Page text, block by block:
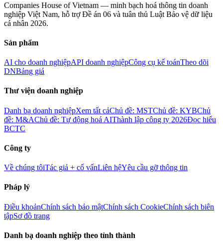
Companies House of Vietnam — minh bạch hoá thông tin doanh
nghiệp Việt Nam, hỗ trợ Đề án 06 và tuân thủ Luật Bảo vệ dữ liệu
cá nhân 2026.
Sản phẩm
AI cho doanh nghiệpAPI doanh nghiệpCông cụ kế toánTheo dõi
DNBảng giá
Thư viện doanh nghiệp
Danh bạ doanh nghiệpXem tất cảChủ đề: MSTChủ đề: KYBChủ
đề: M&AChủ đề: Tự động hoá AIThành lập công ty 2026Đọc hiểu
BCTC
Công ty
Về chúng tôiTác giả + cố vấnLiên hệYêu cầu gỡ thông tin
Pháp lý
Điều khoảnChính sách bảo mậtChính sách CookieChính sách biên
tậpSơ đồ trang
Danh bạ doanh nghiệp theo tỉnh thành